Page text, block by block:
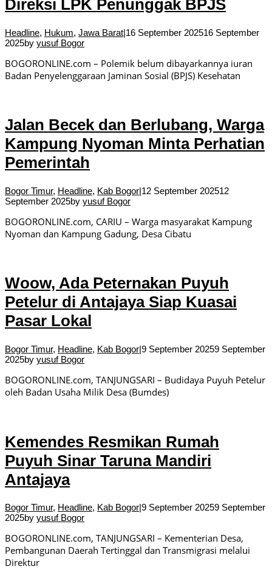
Direksi LPK Penunggak BPJS
Headline, Hukum, Jawa Barat|16 September 202516 September
2025by yusuf Bogor
BOGORONLINE.com – Polemik belum dibayarkannya iuran
Badan Penyelenggaraan Jaminan Sosial (BPJS) Kesehatan
Jalan Becek dan Berlubang, Warga
Kampung Nyoman Minta Perhatian
Pemerintah
Bogor Timur, Headline, Kab Bogor|12 September 202512
September 2025by yusuf Bogor
BOGORONLINE.com, CARIU – Warga masyarakat Kampung
Nyoman dan Kampung Gadung, Desa Cibatu
Woow, Ada Peternakan Puyuh
Petelur di Antajaya Siap Kuasai
Pasar Lokal
Bogor Timur, Headline, Kab Bogor|9 September 20259 September
2025by yusuf Bogor
BOGORONLINE.com, TANJUNGSARI – Budidaya Puyuh Petelur
oleh Badan Usaha Milik Desa (Bumdes)
Kemendes Resmikan Rumah
Puyuh Sinar Taruna Mandiri
Antajaya
Bogor Timur, Headline, Kab Bogor|9 September 20259 September
2025by yusuf Bogor
BOGORONLINE.com, TANJUNGSARI – Kementerian Desa,
Pembangunan Daerah Tertinggal dan Transmigrasi melalui
Direktur